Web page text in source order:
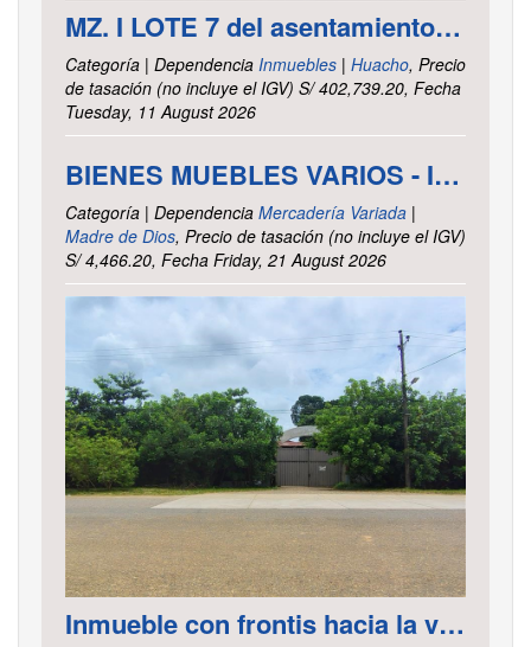
MZ. I LOTE 7 del asentamiento Humano las Delicias – Paramonga – Barranca – Lima
Categoría | Dependencia Inmuebles | Huacho, Precio
de tasación (no incluye el IGV) S/ 402,739.20, Fecha
Tuesday, 11 August 2026
BIENES MUEBLES VARIOS - INTENDENCIA DE TRIBUTOS INTERNOS MADRE DE DIOS
Categoría | Dependencia Mercadería Variada |
Madre de Dios, Precio de tasación (no incluye el IGV)
S/ 4,466.20, Fecha Friday, 21 August 2026
Inmueble con frontis hacia la vía al aeropuerto, es un terreno de forma irregular, cuenta con carretera asfaltada ubicado en la Av. Elmer Faucett km. 6.400, área ha. 2.625 distrito Tambopata, provincia Tambopata y departamento Madre de Dios